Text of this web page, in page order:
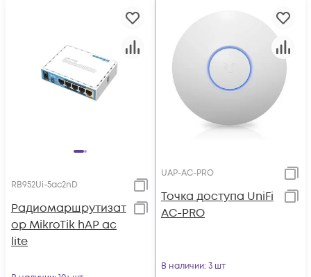
RB952Ui-5ac2nD
Радиомаршрутизат
ор MikroTik hAP ac
lite
UAP-AC-PRO
Toчка доступа UniFi
AC-PRO
В наличии: 3 шт